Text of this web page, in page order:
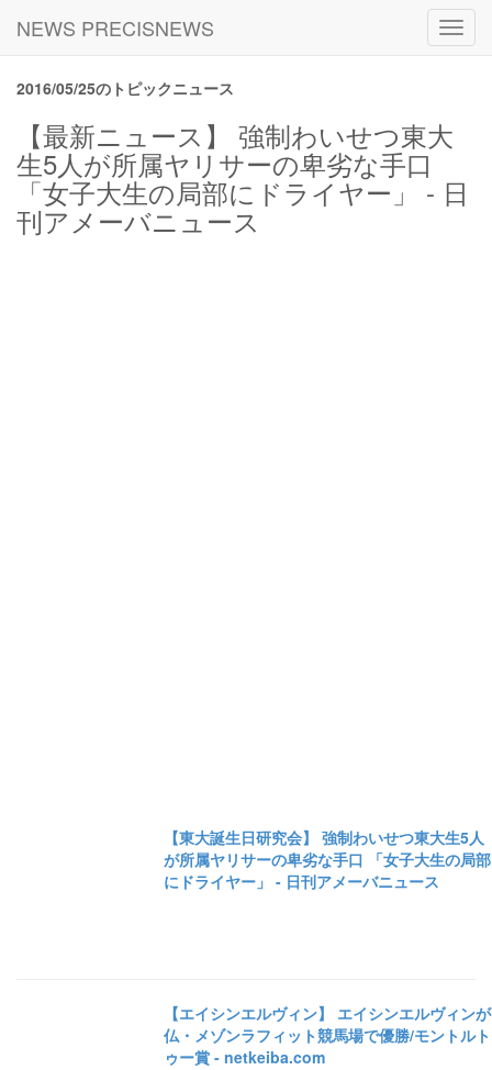
NEWS PRECISNEWS
2016/05/25のトピックニュース
【最新ニュース】 強制わいせつ東大
生5人が所属ヤリサーの卑劣な手口
「女子大生の局部にドライヤー」 - 日
刊アメーバニュース
【東大誕生日研究会】 強制わいせつ東大生5人
が所属ヤリサーの卑劣な手口 「女子大生の局部
にドライヤー」 - 日刊アメーバニュース
【エイシンエルヴィン】 エイシンエルヴィンが
仏・メゾンラフィット競馬場で優勝/モントルト
ゥー賞 - netkeiba.com